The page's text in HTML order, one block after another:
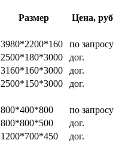
Размер
Цена, руб
3980*2200*160
по запросу
2500*180*3000
дог.
3160*160*3000
дог.
2500*150*3000
дог.
800*400*800
по запросу
800*800*500
дог.
1200*700*450
дог.